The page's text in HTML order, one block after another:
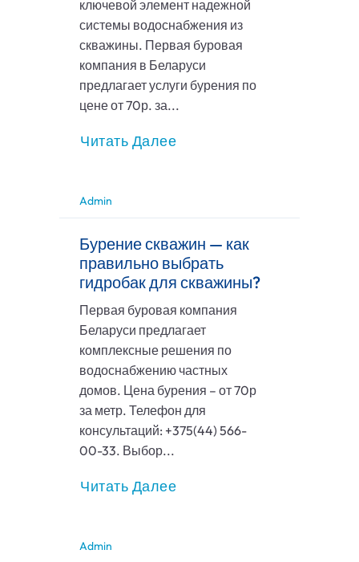
ключевой элемент надежной
системы водоснабжения из
скважины. Первая буровая
компания в Беларуси
предлагает услуги бурения по
цене от 70р. за...
Читать Далее
Admin
Бурение скважин — как
правильно выбрать
гидробак для скважины?
Первая буровая компания
Беларуси предлагает
комплексные решения по
водоснабжению частных
домов. Цена бурения – от 70р
за метр. Телефон для
консультаций: +375(44) 566-
00-33. Выбор...
Читать Далее
Admin